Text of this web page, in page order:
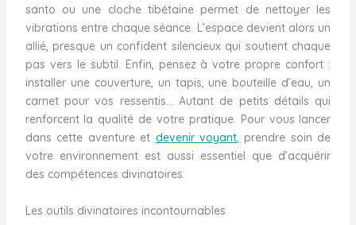
santo ou une cloche tibétaine permet de nettoyer les
vibrations entre chaque séance. L’espace devient alors un
allié, presque un confident silencieux qui soutient chaque
pas vers le subtil. Enfin, pensez à votre propre confort :
installer une couverture, un tapis, une bouteille d’eau, un
carnet pour vos ressentis… Autant de petits détails qui
renforcent la qualité de votre pratique. Pour vous lancer
dans cette aventure et devenir voyant, prendre soin de
votre environnement est aussi essentiel que d’acquérir
des compétences divinatoires.
Les outils divinatoires incontournables